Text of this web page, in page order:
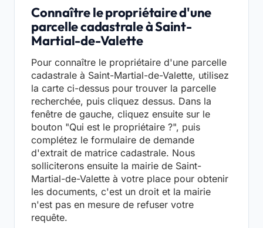
Connaître le propriétaire d'une
parcelle cadastrale à Saint-
Martial-de-Valette
Pour connaître le propriétaire d'une parcelle
cadastrale à Saint-Martial-de-Valette, utilisez
la carte ci-dessus pour trouver la parcelle
recherchée, puis cliquez dessus. Dans la
fenêtre de gauche, cliquez ensuite sur le
bouton "Qui est le propriétaire ?", puis
complétez le formulaire de demande
d'extrait de matrice cadastrale. Nous
solliciterons ensuite la mairie de Saint-
Martial-de-Valette à votre place pour obtenir
les documents, c'est un droit et la mairie
n'est pas en mesure de refuser votre
requête.